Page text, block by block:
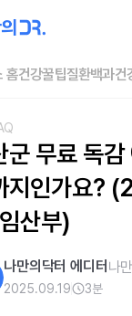
홈건강꿀팁질환백과건
군 무료 독
지인가요?
산부)
나만의닥터 에디터 나
2025.09.19 3분